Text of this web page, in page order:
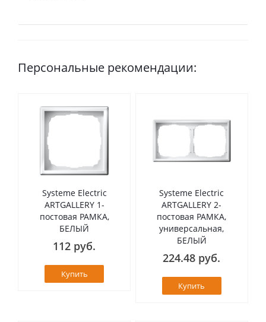
Персональные рекомендации:
Systeme Electric
ARTGALLERY 1-
постовая РАМКА,
БЕЛЫЙ
112 руб.
Купить
Systeme Electric
ARTGALLERY 2-
постовая РАМКА,
универсальная,
БЕЛЫЙ
224.48 руб.
Купить